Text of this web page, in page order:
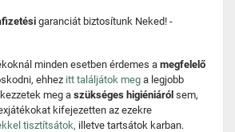
garanciát biztosítunk Neked! -
minden esetben érdemes a megfelelő
ehhez itt találjátok meg a legjobb
meg a szükséges higiéniáról sem,
kifejezetten az ezekre
tisztítsátok, illetve tartsátok karban.